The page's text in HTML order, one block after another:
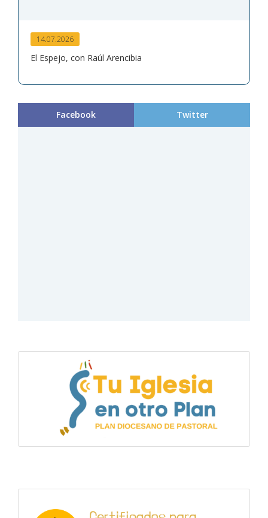
14.07.2026
El Espejo, con Raúl Arencibia
Facebook Twitter